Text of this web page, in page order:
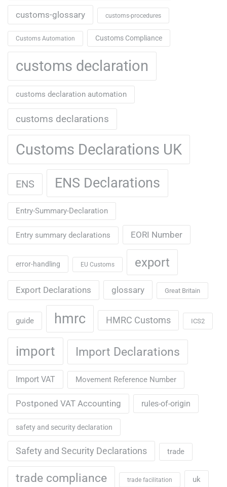
customs-glossary customs-procedures
Customs Automation Customs Compliance
customs declaration
customs declaration automation
customs declarations
Customs Declarations UK
ENS ENS Declarations
Entry-Summary-Declaration
Entry summary declarations EORI Number
error-handling EU Customs export
Export Declarations glossary Great Britain
guide hmrc HMRC Customs ICS2
import Import Declarations
Import VAT Movement Reference Number
Postponed VAT Accounting rules-of-origin
safety and security declaration
Safety and Security Declarations trade
trade compliance trade facilitation uk